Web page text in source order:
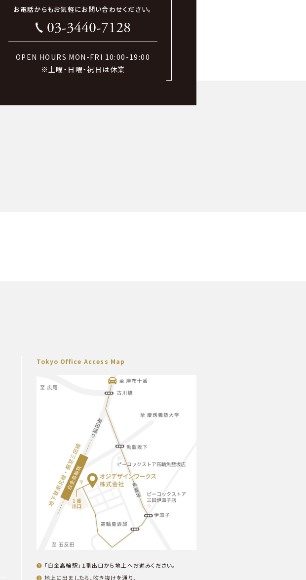
お電話からもお気軽にお問い合わせください。
03-3440-7128
OPEN HOURS MON-FRI 10:00-19:00
※土曜・日曜・祝日は休業
Tokyo Office Access Map
「白金高輪駅」１番出口から地上へお進みください。
地上に出ましたら、吹き抜けを通り、